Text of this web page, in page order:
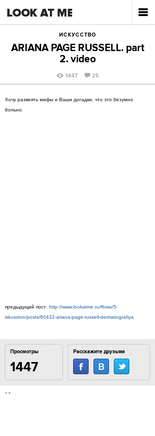
ИСКУССТВО
ARIANA PAGE RUSSELL. part
2. video
1447 25
Хочу развеять мифы и Ваши догадки, что это безумно
больно.
предыдущий пост: http://www.lookatme.ru/flows/5-
iskusstvo/posts/60432-ariana-page-russell-dermatografiya
Просмотры
1447
Расскажите друзьям
Комментарии